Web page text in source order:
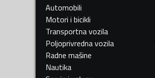
Automobili
Motori i bicikli
Transportna vozila
Poljoprivredna vozila
Radne mašine
Nautika